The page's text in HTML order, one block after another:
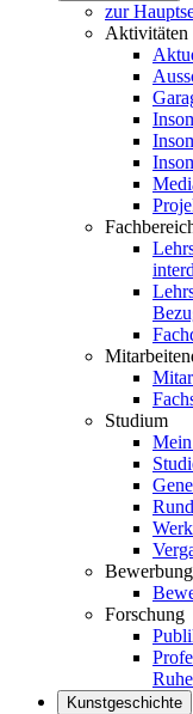
zur
Aktivitäten
Studium
Bewerbung
Forschung
Kunstgeschichte